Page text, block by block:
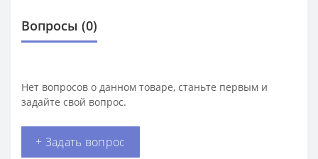
Вопросы (0)
Нет вопросов о данном товаре, станьте первым и
задайте свой вопрос.
+ Задать вопрос